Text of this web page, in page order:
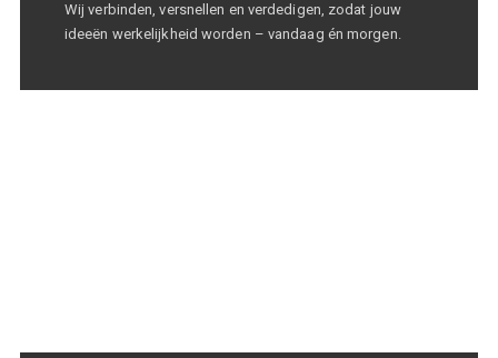
Wij verbinden, versnellen en verdedigen, zodat jouw
ideeën werkelijkheid worden – vandaag én morgen.